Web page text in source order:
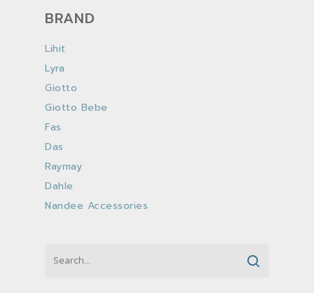
BRAND
Lihit
Lyra
Giotto
Giotto Bebe
Fas
Das
Raymay
Dahle
Nandee Accessories